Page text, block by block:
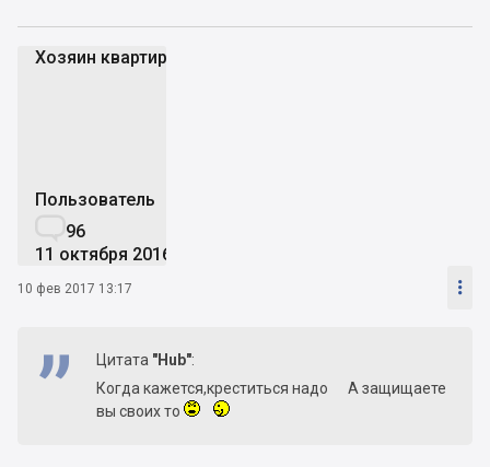
Хозяин квартир
Пользователь
96
11 октября 2016
10 фев 2017 13:17 
Цитата "Hub":
Когда кажется,креститься надо
А защищаете
вы своих то